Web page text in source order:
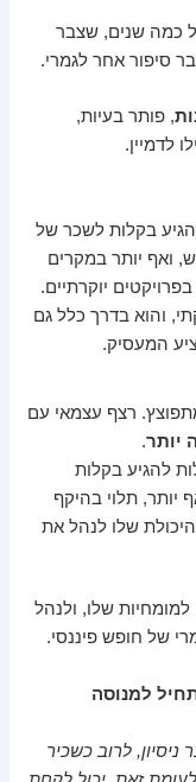
כמה שנים, שצבר
סיפור אחר לגמרי.
, פותר בעיות,
לדמיין.
בקלות לשכר של
בחודש, ואף יותר במקרים
יוקרתיים.
והוא בדרך כלל גם
המעסיק.
רצף עצמאי עם
יותר.
להגיע בקלות
ואף יותר, תלוי בהיקף
שלו לנהל את
שלו, ולנהל
של חופש פיננסי.
למנוסה
לרוב כשכיר